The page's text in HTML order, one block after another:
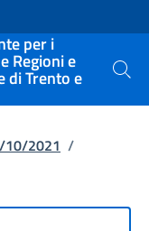
per i
Regioni e
di Trento e Cerca
10/2021 /